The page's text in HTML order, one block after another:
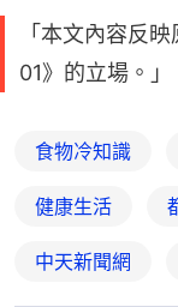
「本文內容反
01》的立場。」
食物冷知識
健康生活
中天新聞網